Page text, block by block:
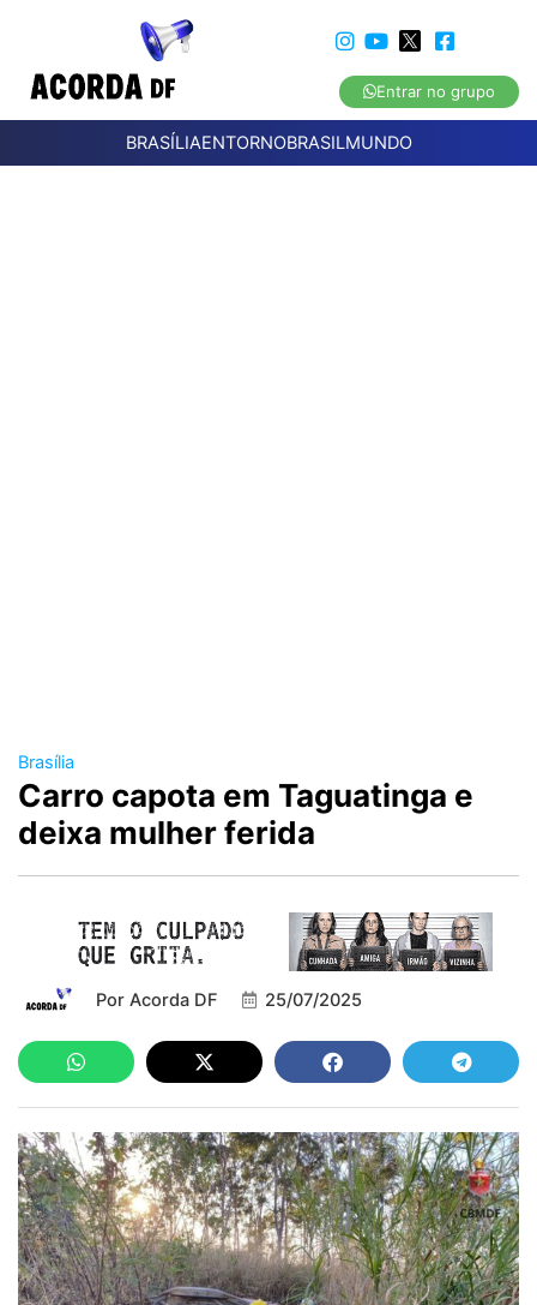
Entrar no grupo
BRASÍLIAENTORNOBRASILMUNDO
Brasília
Carro capota em Taguatinga e
deixa mulher ferida
Por Acorda DF 25/07/2025